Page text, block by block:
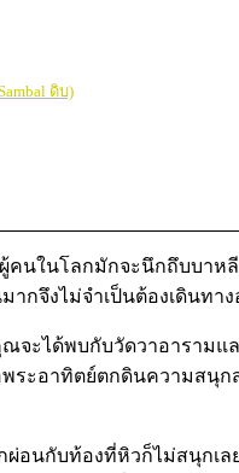
ดิบ)
คนในโลกมักจะนึกถึบบาห
ากจึงไม่จำเป็นต้องเดินท
จะได้พบกับวัดวาอารามแ
ระอาทิตย์ตกดินความสนุ
ผ่อนกับท้องที่หิวก็ไม่สนุกเ